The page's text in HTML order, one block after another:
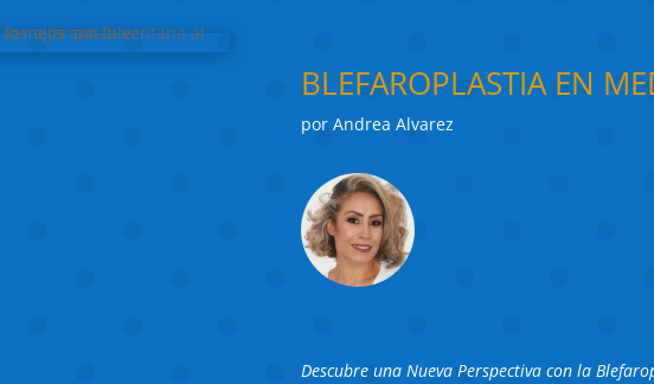
BLEFAROPLASTIA EN
por Andrea Alvarez
Descubre una Nueva Perspectiva con la